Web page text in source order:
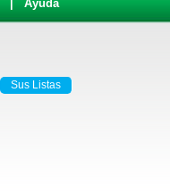
Ayuda
Sus Listas